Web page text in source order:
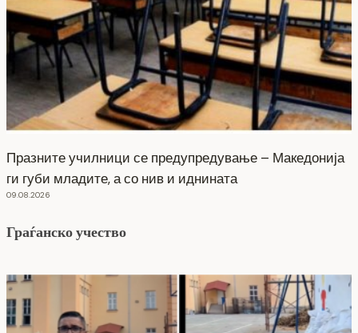
Празните училници се предупредување – Македонија
ги губи младите, а со нив и иднината
09.08.2026
Граѓанско учество